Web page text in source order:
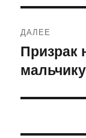
ДАЛЕЕ
Следующая
запись:
Призрак